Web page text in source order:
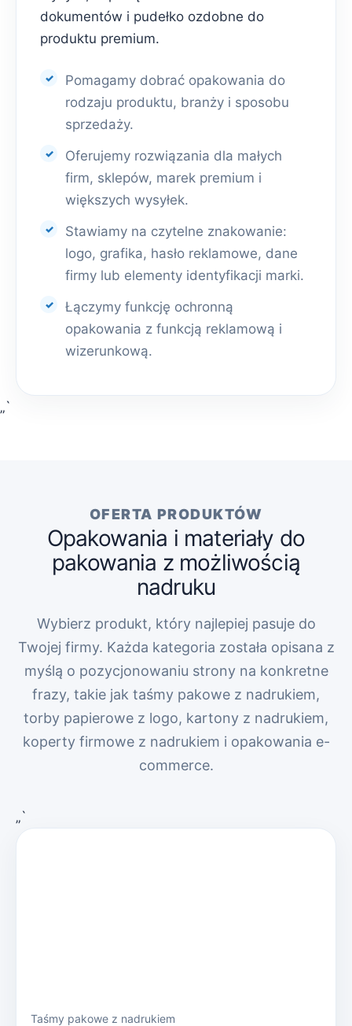
dokumentów i pudełko ozdobne do
produktu premium.
Pomagamy dobrać opakowania do
rodzaju produktu, branży i sposobu
sprzedaży.
Oferujemy rozwiązania dla małych
firm, sklepów, marek premium i
większych wysyłek.
Stawiamy na czytelne znakowanie:
logo, grafika, hasło reklamowe, dane
firmy lub elementy identyfikacji marki.
Łączymy funkcję ochronną
opakowania z funkcją reklamową i
wizerunkową.
„`
OFERTA PRODUKTÓW
Opakowania i materiały do
pakowania z możliwością
nadruku
Wybierz produkt, który najlepiej pasuje do
Twojej firmy. Każda kategoria została opisana z
myślą o pozycjonowaniu strony na konkretne
frazy, takie jak taśmy pakowe z nadrukiem,
torby papierowe z logo, kartony z nadrukiem,
koperty firmowe z nadrukiem i opakowania e-
commerce.
„`
Taśmy pakowe z nadrukiem